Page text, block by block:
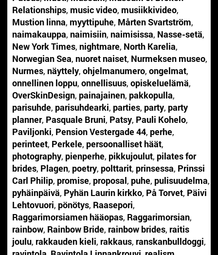
Relationships, music video, musiikkivideo,
Mustion linna, myyttipuhe, Mårten Svartström,
naimakauppa, naimisiin, naimisissa, Nasse-setä,
New York Times, nightmare, North Karelia,
Norwegian Sea, nuoret naiset, Nurmeksen museo,
Nurmes, näyttely, ohjelmanumero, ongelmat,
onnellinen loppu, onnellisuus, opiskeluelämä,
OverSkinDesign, painajainen, pakkopulla,
parisuhde, parisuhdearki, parties, party, party
planner, Pasquale Bruni, Patsy, Pauli Kohelo,
Paviljonki, Pension Vestergade 44, perhe,
perinteet, Perkele, persoonalliset häät,
photography, pienperhe, pikkujoulut, pilates for
brides, Plagen, poetry, polttarit, prinsessa, Prinssi
Carl Philip, promise, proposal, puhe, pulisuudelma,
pyhäinpäivä, Pyhän Laurin kirkko, På Torvet, Päivi
Lehtovuori, pönötys, Raasepori,
Raggarimorsiamen hääopas, Raggarimorsian,
rainbow, Rainbow Bride, rainbow brides, raitis
joulu, rakkauden kieli, rakkaus, ranskanbulldoggi,